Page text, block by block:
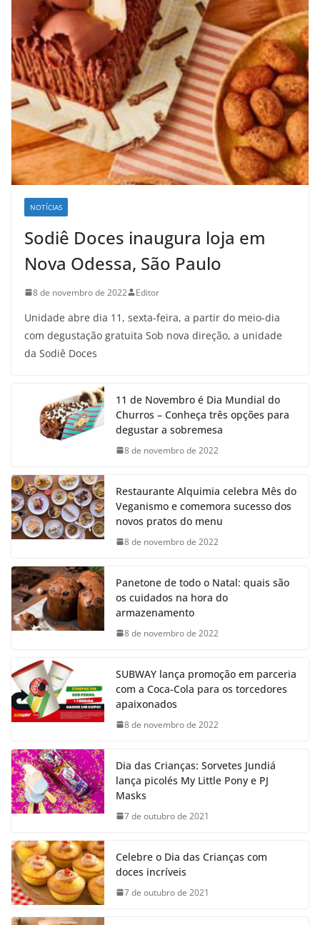
NOTÍCIAS
Sodiê Doces inaugura loja em
Nova Odessa, São Paulo
8 de novembro de 2022 Editor
Unidade abre dia 11, sexta-feira, a partir do meio-dia
com degustação gratuita Sob nova direção, a unidade
da Sodiê Doces
11 de Novembro é Dia Mundial do
Churros – Conheça três opções para
degustar a sobremesa
8 de novembro de 2022
Restaurante Alquimia celebra Mês do
Veganismo e comemora sucesso dos
novos pratos do menu
8 de novembro de 2022
Panetone de todo o Natal: quais são
os cuidados na hora do
armazenamento
8 de novembro de 2022
SUBWAY lança promoção em parceria
com a Coca-Cola para os torcedores
apaixonados
8 de novembro de 2022
Dia das Crianças: Sorvetes Jundiá
lança picolés My Little Pony e PJ
Masks
7 de outubro de 2021
Celebre o Dia das Crianças com
doces incríveis
7 de outubro de 2021